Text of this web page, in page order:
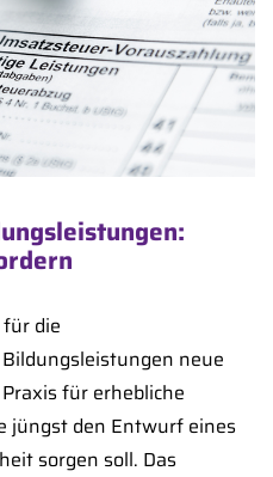
die
neue
für erhebliche
jüngst den Entwurf eines
sorgen soll. Das